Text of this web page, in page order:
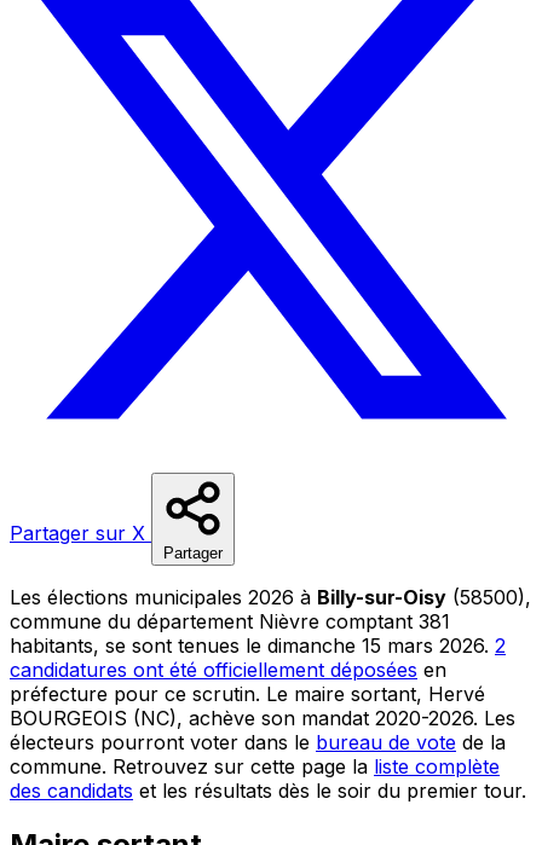
Partager sur X
Partager
Les élections municipales 2026 à Billy-sur-Oisy (58500),
commune du département Nièvre comptant 381
habitants, se sont tenues le dimanche 15 mars 2026. 2
candidatures ont été officiellement déposées en
préfecture pour ce scrutin. Le maire sortant, Hervé
BOURGEOIS (NC), achève son mandat 2020-2026. Les
électeurs pourront voter dans le bureau de vote de la
commune. Retrouvez sur cette page la liste complète
des candidats et les résultats dès le soir du premier tour.